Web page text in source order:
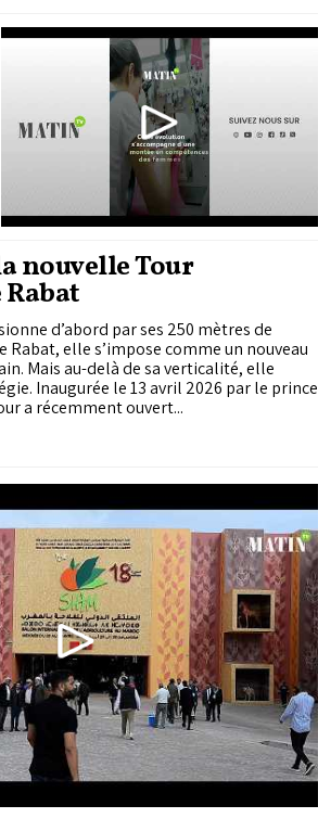
nouvelle Tour
d’abord par ses 250 mètres de
elle s’impose comme un nouveau
Mais au-delà de sa verticalité, elle
Inaugurée le 13 avril 2026 par le prince
a récemment ouvert...